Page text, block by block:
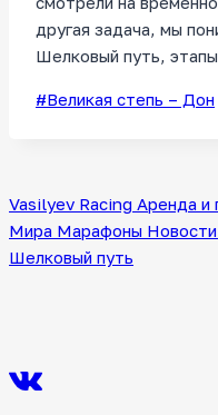
другая задача, мы
Шелковый путь,
Метки
#Великая степь – Дон
Vasilyev Racing Аренда и
Мира Марафоны Новости
Шелковый путь